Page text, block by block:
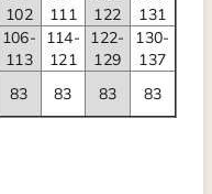
102
111
122
131
106-
113
114-
121
122-
129
130-
137
83 83 83 83